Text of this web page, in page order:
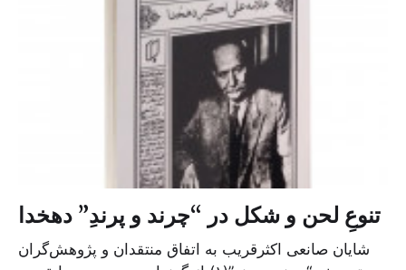
تنوعِ لحن و شکل در “چرند و پرندِ” دهخدا
شایان صانعی اکثر‌قریب به اتفاق منتقدان و پژوهش‌گران